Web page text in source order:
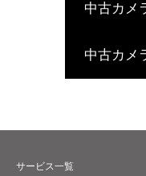
中古カメ
中古カメ
サービス一覧